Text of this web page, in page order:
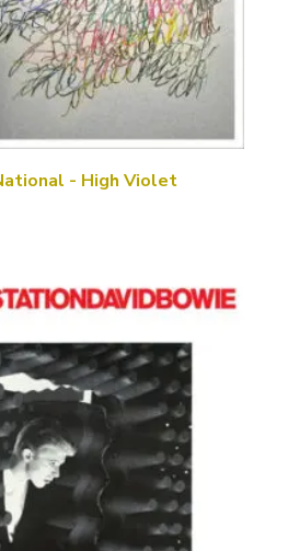
- High Violet